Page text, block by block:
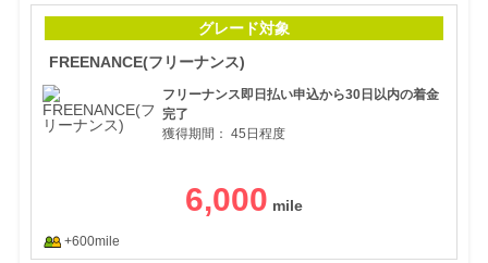
グレード対象
FREENANCE(フリーナンス)
フリーナンス即日払い申込から30日以内の着金
完了
獲得期間： 45日程度
6,000
+600mile